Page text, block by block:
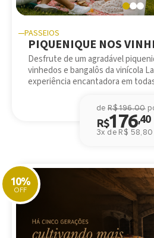
PASSEIOS
PIQUENIQUE NOS
Desfrute de um agradável
vinhedos e bangalôs da vinícola
experiência encantadora em
deR$ 196.00
R$176,40
3x de R$ 58,80
10%
OFF